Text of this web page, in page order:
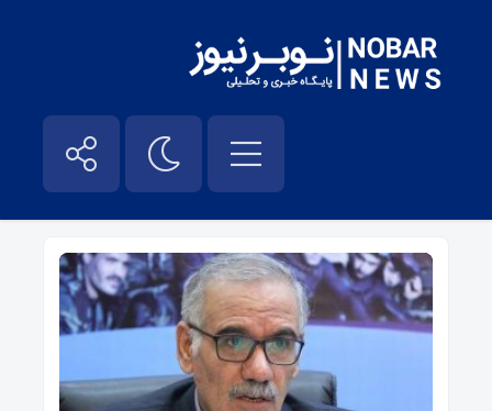
اخبار استانداری – نوبر نیوز